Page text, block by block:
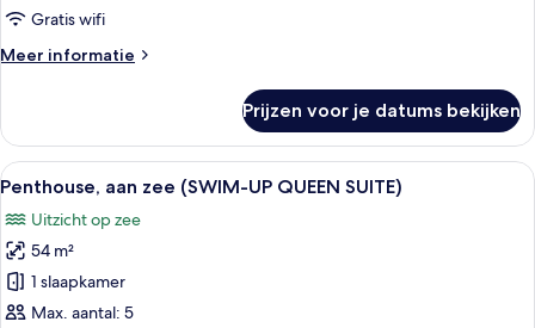
KING
SUITE)
laden
Gratis wifi
Meer informatie
Meer
aan
zee
(SWIM-
KING
SUITE)
Prijzen voor je datums bekijken
Alle
foto's
voor
Penthouse,
aan
zee
Een hotelkamer met een bed, een
11
Penthouse, aan zee (SWIM-UP QUEEN SUITE)
Uitzicht op zee
54 m²
1 slaapkamer
Max. aantal: 5